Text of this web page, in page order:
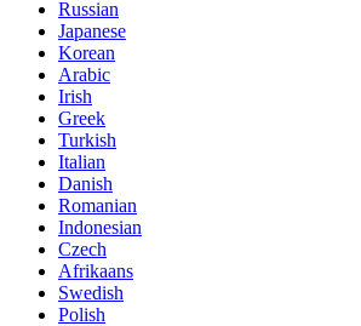
Russian
Japanese
Korean
Arabic
Irish
Greek
Turkish
Italian
Danish
Romanian
Indonesian
Czech
Afrikaans
Swedish
Polish